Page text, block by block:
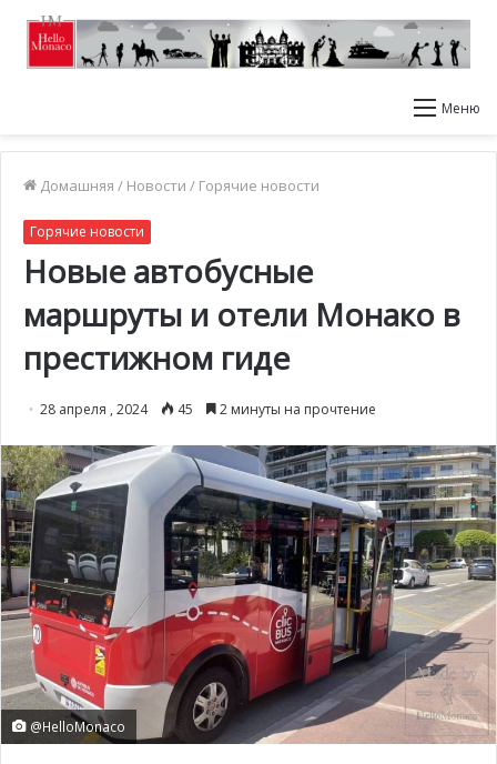
Меню
Домашняя / Новости / Горячие новости
Горячие новости
Новые автобусные
маршруты и отели Монако в
престижном гиде
28 апреля , 2024 45 2 минуты на прочтение
@HelloMonaco